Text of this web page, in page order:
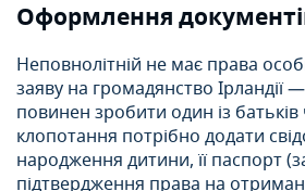
Оформлення
Неповнолітній не має права
заяву на громадянство Ірландії
повинен зробити один із батьків
клопотання потрібно додати
народження дитини, її паспорт
підтвердження права на